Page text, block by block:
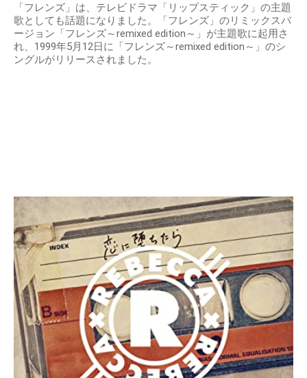
「フレンズ」は、テレビドラマ「リップスティック」の主題
歌としても話題になりました。「フレンズ」のリミックスバ
ージョン「フレンズ～remixed edition～」が主題歌に起用さ
れ、1999年5月12日に「フレンズ～remixed edition～」のシ
ングルがリリースされました。